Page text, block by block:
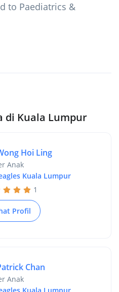
to Paediatrics &
di Kuala Lumpur
Hoi Ling
Anak
Kuala Lumpur
1
Profil
Chan
Anak